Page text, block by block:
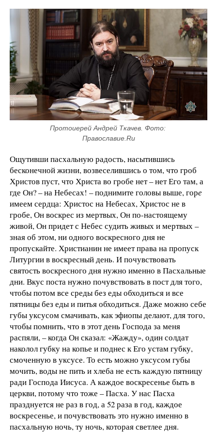
Протоиерей Андрей Ткачев. Фото:
Православие.Ru
Ощутивши пасхальную радость, насытившись
бесконечной жизни, возвеселившись о том, что гроб
Христов пуст, что Христа во гробе нет – нет Его там, а
где Он? – на Небесах! – поднимите головы выше, горе
имеем сердца: Христос на Небесах, Христос не в
гробе, Он воскрес из мертвых, Он по-настоящему
живой, Он придет с Небес судить живых и мертвых –
зная об этом, ни одного воскресного дня не
пропускайте. Христианин не имеет права на пропуск
Литургии в воскресный день. И почувствовать
святость воскресного дня нужно именно в Пасхальные
дни. Вкус поста нужно почувствовать в пост для того,
чтобы потом все среды без еды обходиться и все
пятницы без еды и питья обходиться. Даже можно себе
губы уксусом смачивать, как эфиопы делают, для того,
чтобы помнить, что в этот день Господа за меня
распяли, – когда Он сказал: «Жажду», один солдат
наколол губку на копье и поднес к Его устам губку,
смоченную в уксусе. То есть можно уксусом губы
мочить, воды не пить и хлеба не есть каждую пятницу
ради Господа Иисуса. А каждое воскресенье быть в
церкви, потому что тоже – Пасха. У нас Пасха
празднуется не раз в год, а 52 раза в год, каждое
воскресенье, и почувствовать это нужно именно в
пасхальную ночь, ту ночь, которая светлее дня.